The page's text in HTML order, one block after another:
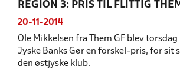
REGION 3: PRIS TIL FLITTIG
20-11-2014
Ole Mikkelsen fra Them GF blev
Jyske Banks Gør en forskel-pris, for sit
den østjyske klub.